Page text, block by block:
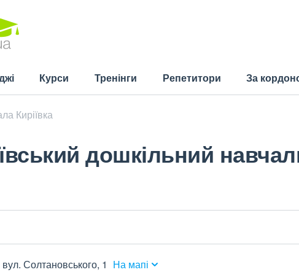
Курси Тренінги Репетитори За
Киріївка
дошкільний
вул. Солтановського, 1 На мапі